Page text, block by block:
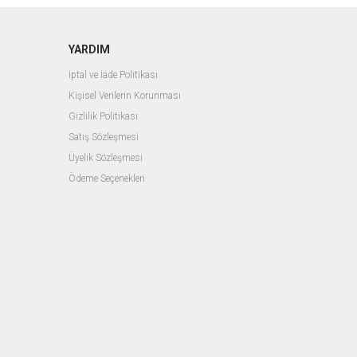
YARDIM
İptal ve İade Politikası
Kişisel Verilerin Korunması
Gizlilik Politikası
Satış Sözleşmesi
Üyelik Sözleşmesi
Ödeme Seçenekleri